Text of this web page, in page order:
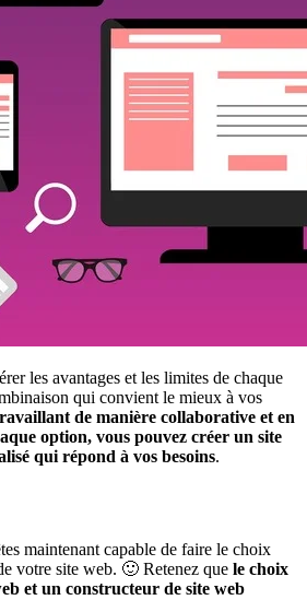
les avantages et les limites de chaque
qui convient le mieux à vos
de manière collaborative et en
option, vous pouvez créer un site
qui répond à vos besoins.
maintenant capable de faire le choix
votre site web. 🙂 Retenez que le choix
et un constructeur de site web